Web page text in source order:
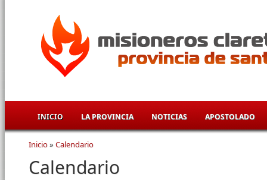
INICIO LA PROVINCIA NOTICIAS APOSTOLADO
Se encuentra usted aquí
Inicio» Calendario
Calendario